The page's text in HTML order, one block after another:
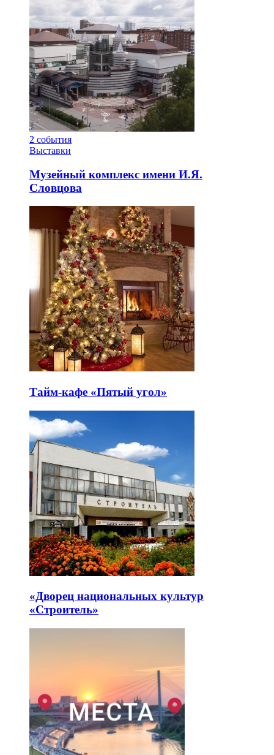
2 события
Выставки
Музейный комплекс имени И.Я.
Словцова
Тайм-кафе «Пятый угол»
«Дворец национальных культур
«Строитель»